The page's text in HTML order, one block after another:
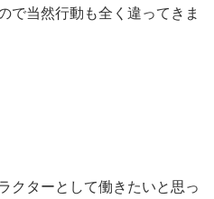
で当然行動も全く違ってきま
クターとして働きたいと思っ